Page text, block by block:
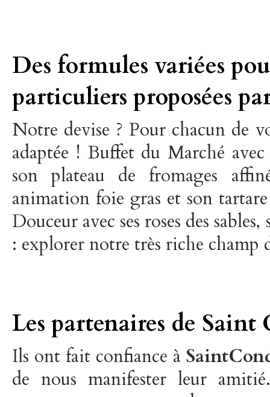
Des formules variées
particuliers proposées
Notre devise ? Pour chacun de
adaptée ! Buffet du Marché
son plateau de fromages
animation foie gras et son
Douceur avec ses roses des
: explorer notre très riche champ
Les partenaires de
Ils ont fait confiance à
de nous manifester leur